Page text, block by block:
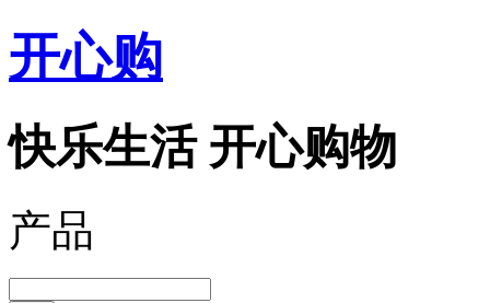
开心购
快乐生活 开心购物
产品